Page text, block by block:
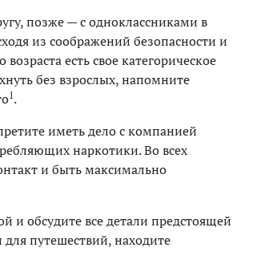
позже — с одноклассниками в
из соображений безопасности и
есть свое категорическое
без взрослых, напомните
1.
иметь дело с компанией
наркотики. Во всех
и быть максимально
и обсудите все детали предстоящей
путешествий, находите